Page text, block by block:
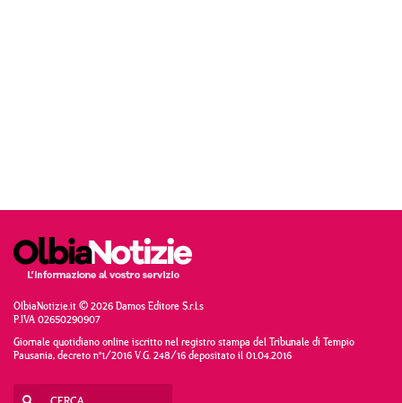
OlbiaNotizie.it © 2026 Damos Editore S.r.l.s
P.IVA 02650290907
Giornale quotidiano online iscritto nel registro stampa del Tribunale di Tempio
Pausania, decreto n°1/2016 V.G. 248/16 depositato il 01.04.2016